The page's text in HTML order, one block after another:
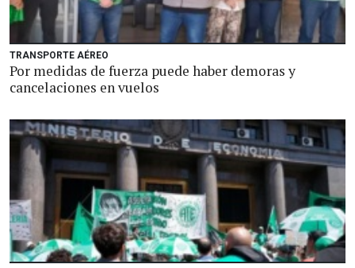
TRANSPORTE AÉREO
Por medidas de fuerza puede haber demoras y
cancelaciones en vuelos